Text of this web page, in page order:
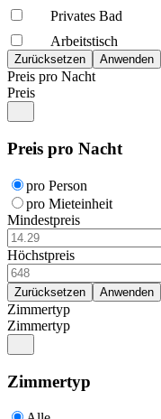
Privates Bad
Arbeitstisch
Preis pro Nacht
Preis
Preis pro Nacht
pro Person
pro Mieteinheit
Mindestpreis
Höchstpreis
Zimmertyp
Zimmertyp
Zimmertyp